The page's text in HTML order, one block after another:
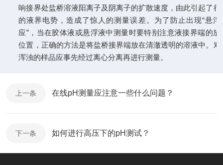
响接界处盐桥溶液阳离子及阴离子的扩散速度，由此引起了很
的液界电势，造成了惊人的测量误差。为了防止出现“悬浮
应”，当在胶体液或悬浮液中测量时要特别注意液接界端的放
位置，正确的方法是将盐桥接界端放在清澈透明的溶液中。对
浑浊的样品应事先经过离心分离再进行测量。
上一条 在线pH测量应注意一些什么问题？
下一条 如何进行高压下的pH测试？